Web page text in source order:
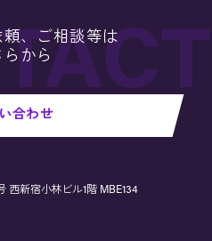
、ご相談等は
から
合わせ
西新宿小林ビル1階 MBE134